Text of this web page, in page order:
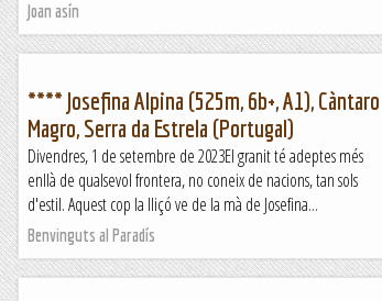
Joan asín
**** Josefina Alpina (525m, 6b+, A1), Càntaro
Magro, Serra da Estrela (Portugal)
Divendres, 1 de setembre de 2023El granit té adeptes més
enllà de qualsevol frontera, no coneix de nacions, tan sols
d'estil. Aquest cop la lliçó ve de la mà de Josefina...
Benvinguts al Paradís